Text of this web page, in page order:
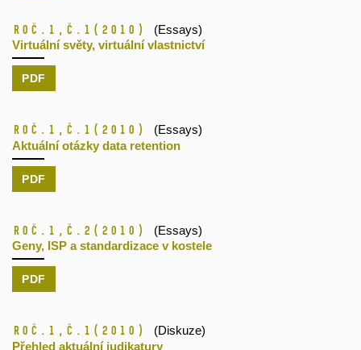
Roč.1, č.1 (2010)
(Essays)
Virtuální světy, virtuální vlastnictví
PDF
Roč.1, č.1 (2010)
(Essays)
Aktuální otázky data retention
PDF
Roč.1, č.2 (2010)
(Essays)
Geny, ISP a standardizace v kostele
PDF
Roč.1, č.1 (2010)
(Diskuze)
Přehled aktuální judikatury